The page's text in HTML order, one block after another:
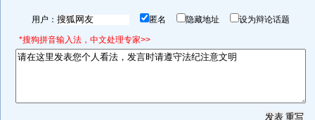
用户： 匿名 隐藏地址 设为辩论话题
*搜狗拼音输入法，中文处理专家>>